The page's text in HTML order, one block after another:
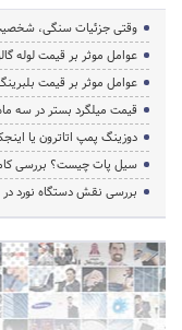
وقتی جزئیات سنگی،
عوامل موثر بر قیمت لوله
عوامل موثر بر قیمت
قیمت میلگرد بستر در سه ماه
دوزینگ پمپ اتاترون یا
سیل پات چیست؟ بررسی
بررسی نقش دستگاه نورد در